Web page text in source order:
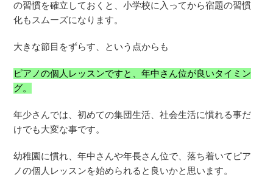
の習慣を確立しておくと、小学校に入ってから宿題の習慣
化もスムーズになります。
大きな節目をずらす、という点からも
ピアノの個人レッスンですと、年中さん位が良いタイミン
グ。
年少さんでは、初めての集団生活、社会生活に慣れる事だ
けでも大変な事です。
幼稚園に慣れ、年中さんや年長さん位で、落ち着いてピア
ノの個人レッスンを始められると良いかと思います。